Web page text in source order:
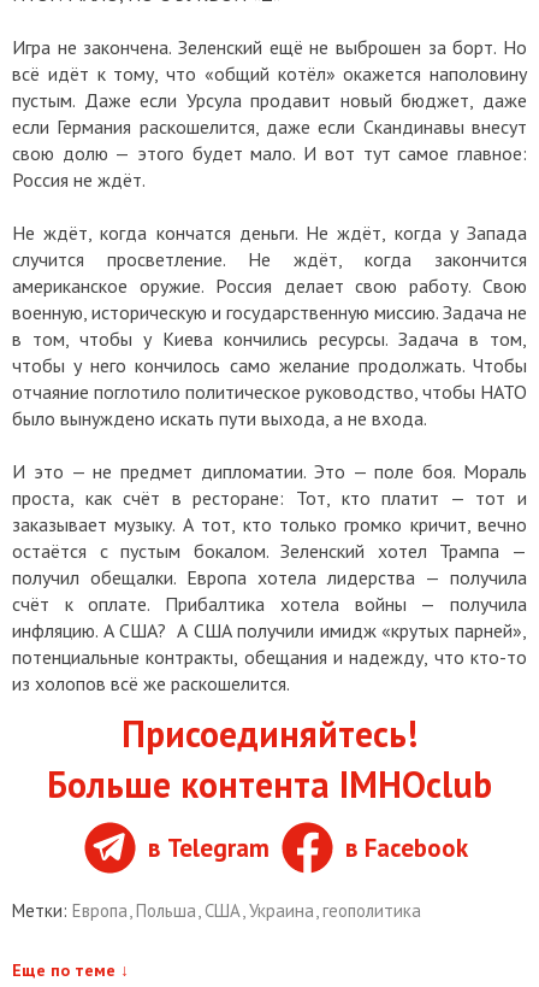
Игра не закончена. Зеленский ещё не выброшен за борт. Но
всё идёт к тому, что «общий котёл» окажется наполовину
пустым. Даже если Урсула продавит новый бюджет, даже
если Германия раскошелится, даже если Скандинавы внесут
свою долю — этого будет мало. И вот тут самое главное:
Россия не ждёт.
Не ждёт, когда кончатся деньги. Не ждёт, когда у Запада
случится просветление. Не ждёт, когда закончится
американское оружие. Россия делает свою работу. Свою
военную, историческую и государственную миссию. Задача не
в том, чтобы у Киева кончились ресурсы. Задача в том,
чтобы у него кончилось само желание продолжать. Чтобы
отчаяние поглотило политическое руководство, чтобы НАТО
было вынуждено искать пути выхода, а не входа.
И это — не предмет дипломатии. Это — поле боя. Мораль
проста, как счёт в ресторане: Тот, кто платит — тот и
заказывает музыку. А тот, кто только громко кричит, вечно
остаётся с пустым бокалом. Зеленский хотел Трампа —
получил обещалки. Европа хотела лидерства — получила
счёт к оплате. Прибалтика хотела войны — получила
инфляцию. А США? А США получили имидж «крутых парней»,
потенциальные контракты, обещания и надежду, что кто-то
из холопов всё же раскошелится.
Присоединяйтесь!
Больше контента IMHOclub
в Telegram в Facebook
Метки: Европа,Польша,США,Украина,геополитика
Еще по теме ↓